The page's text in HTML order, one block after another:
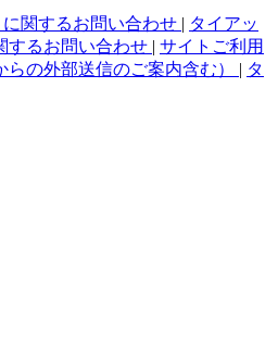
関するお問い合わせ | タイアッ
するお問い合わせ | サイトご利用
の外部送信のご案内含む） | タ